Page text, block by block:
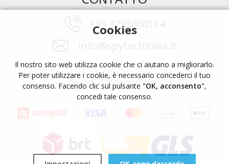
+39 3793860114
© 2009 - 2026, Spytechitalia.it
Cookies
Il nostro sito web utilizza cookie che ci aiutano a migliorarlo.
Per poter utilizzare i cookie, è necessario concederci il tuo
consenso. Facendo clic sul pulsante "OK, acconsento",
concedi tale consenso.